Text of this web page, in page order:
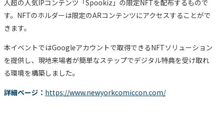
人超の人気IPコンテンツ「Spookiz」の限定NFTを配布するもので
す。NFTのホルダーは限定のARコンテンツにアクセスすることがで
きます。
本イベントではGoogleアカウントで取得できるNFTソリューション
を提供し、現地来場者が簡単なステップでデジタル特典を受け取れ
る環境を構築しました。
詳細ページ： https://www.newyorkcomiccon.com/